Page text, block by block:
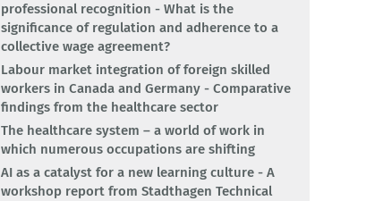
professional recognition - What is the
significance of regulation and adherence to a
collective wage agreement?
Labour market integration of foreign skilled
workers in Canada and Germany - Comparative
findings from the healthcare sector
The healthcare system – a world of work in
which numerous occupations are shifting
AI as a catalyst for a new learning culture - A
workshop report from Stadthagen Technical